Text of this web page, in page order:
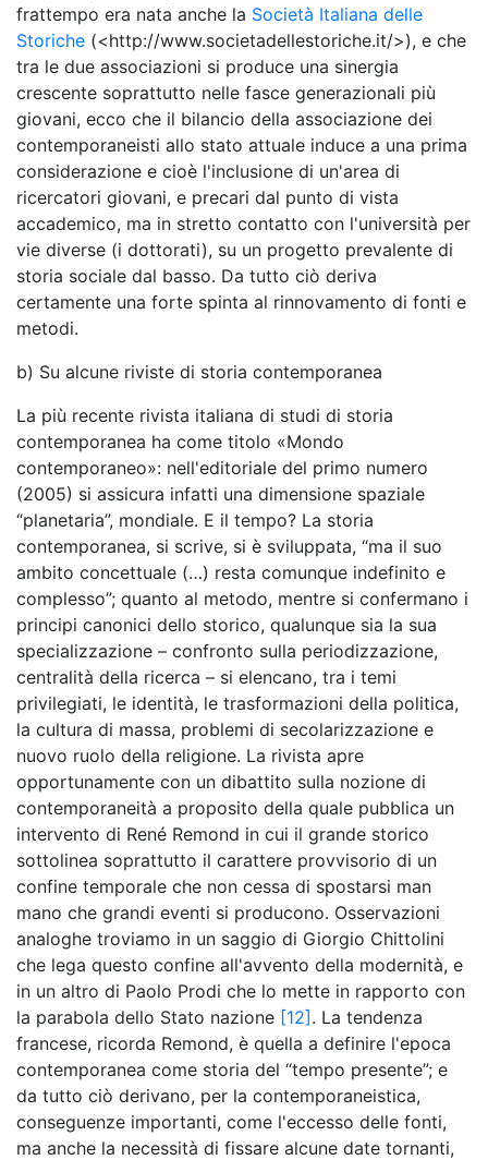
frattempo era nata anche la Società Italiana delle
Storiche (<http://www.societadellestoriche.it/>), e che
tra le due associazioni si produce una sinergia
crescente soprattutto nelle fasce generazionali più
giovani, ecco che il bilancio della associazione dei
contemporaneisti allo stato attuale induce a una prima
considerazione e cioè l'inclusione di un'area di
ricercatori giovani, e precari dal punto di vista
accademico, ma in stretto contatto con l'università per
vie diverse (i dottorati), su un progetto prevalente di
storia sociale dal basso. Da tutto ciò deriva
certamente una forte spinta al rinnovamento di fonti e
metodi.
b) Su alcune riviste di storia contemporanea
La più recente rivista italiana di studi di storia
contemporanea ha come titolo «Mondo
contemporaneo»: nell'editoriale del primo numero
(2005) si assicura infatti una dimensione spaziale
“planetaria”, mondiale. E il tempo? La storia
contemporanea, si scrive, si è sviluppata, “ma il suo
ambito concettuale (…) resta comunque indefinito e
complesso”; quanto al metodo, mentre si confermano i
principi canonici dello storico, qualunque sia la sua
specializzazione – confronto sulla periodizzazione,
centralità della ricerca – si elencano, tra i temi
privilegiati, le identità, le trasformazioni della politica,
la cultura di massa, problemi di secolarizzazione e
nuovo ruolo della religione. La rivista apre
opportunamente con un dibattito sulla nozione di
contemporaneità a proposito della quale pubblica un
intervento di René Remond in cui il grande storico
sottolinea soprattutto il carattere provvisorio di un
confine temporale che non cessa di spostarsi man
mano che grandi eventi si producono. Osservazioni
analoghe troviamo in un saggio di Giorgio Chittolini
che lega questo confine all'avvento della modernità, e
in un altro di Paolo Prodi che lo mette in rapporto con
la parabola dello Stato nazione [12] . La tendenza
francese, ricorda Remond, è quella a definire l'epoca
contemporanea come storia del “tempo presente”; e
da tutto ciò derivano, per la contemporaneistica,
conseguenze importanti, come l'eccesso delle fonti,
ma anche la necessità di fissare alcune date tornanti,